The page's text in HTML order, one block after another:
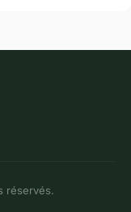
réservés.